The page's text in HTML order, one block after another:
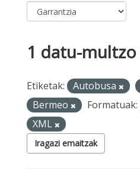
1 datu-
Etiketak: Autobusa
Bermeo
Formatuak:
XML
Iragazi emaitzak